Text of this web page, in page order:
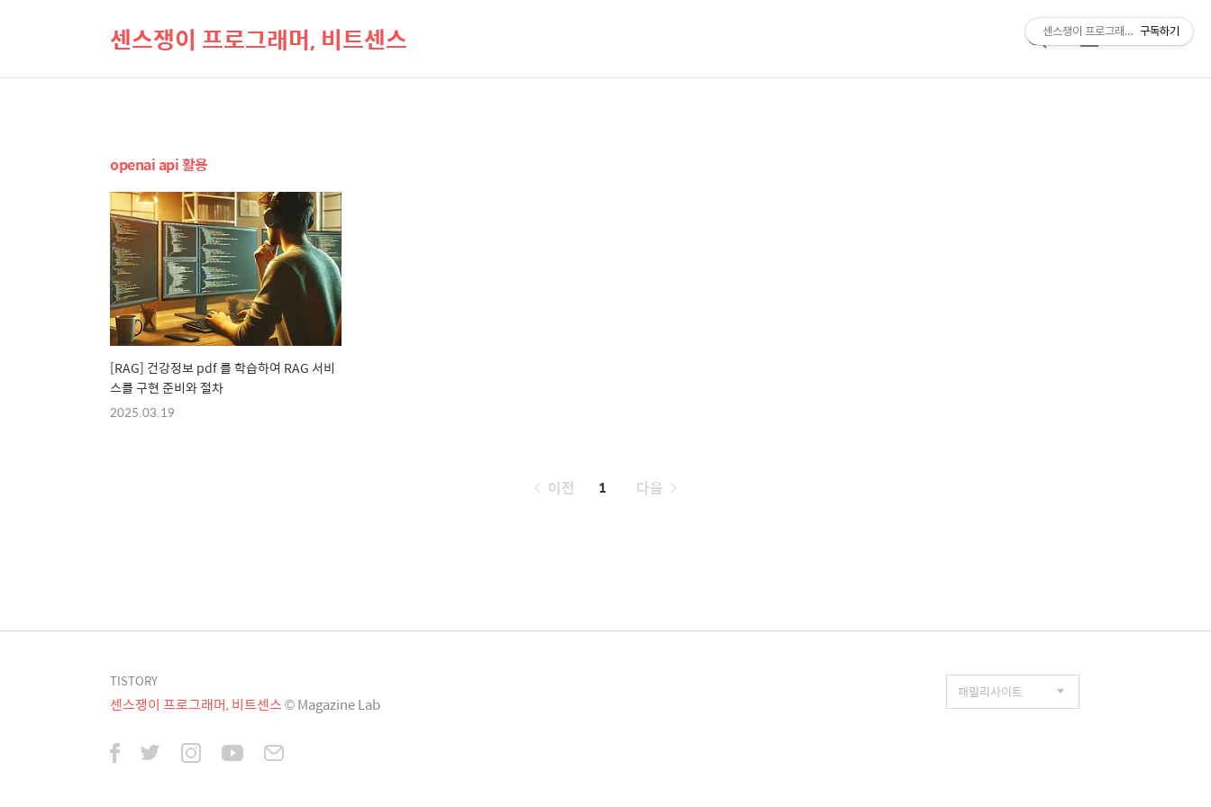
센스쟁이 프로그래머, 비트센스
검
메
openai api 활용
[RAG] 건강정보 pdf 를 학습하여 RAG 서비
스를 구현 준비와 절차
2025.03.19
페
이전 1 다음
TISTORY
센스쟁이 프로그래머, 비트센스© Magazine Lab
센스쟁이 프로그래머, 비트센스
구독하기